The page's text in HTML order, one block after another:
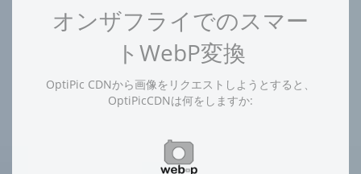
オンザフライでのスマー
トWebP変換
OptiPic CDNから画像をリクエストしようとすると、
OptiPicCDNは何をしますか: